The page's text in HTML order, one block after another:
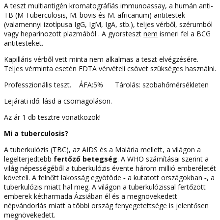
A teszt multiantigén kromatográfiás immunoassay, a humán anti-
TB (M Tuberculosis, M. bovis és M. africanum) antitestek
(valamennyi izotípusa IgG, IgM, IgA, stb.), teljes vérből, szérumból
vagy heparinozott plazmából . A gyorsteszt nem ismeri fel a BCG
antitesteket.
Kapilláris vérből vett minta nem alkalmas a teszt elvégzésére.
Teljes vérminta esetén EDTA vérvételi csövet szükséges használni.
Professzionális teszt. ÁFA:5% Tárolás: szobahőmérsékleten
Lejárati idő: lásd a csomagoláson.
Az ár 1 db tesztre vonatkozok!
Mi a tuberculosis?
A tuberkulózis (TBC), az AIDS és a Malária mellett, a világon a
legelterjedtebb fertőző betegség. A WHO számításai szerint a
világ népességéből a tuberkulózis évente három millió emberéletét
követeli. A felnőtt lakosság egyötöde ‑ a kutatott országokban ‑, a
tuberkulózis miatt hal meg. A világon a tuberkulózissal fertőzött
emberek kétharmada Ázsiában él és a megnövekedett
népvándorlás miatt a többi ország fenyegetettsége is jelentősen
megnövekedett.